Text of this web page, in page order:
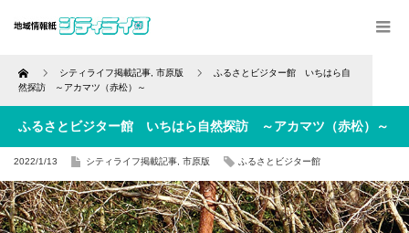
Home シティライフ掲載記事 市原版
ふるさとビジター館 いちはら自
然探訪 ～アカマツ（赤松）～
ふるさとビジター館 いちはら自然探訪 ～アカマツ（赤松）～
2022/1/13 シティライフ掲載記事 市原版 ふるさとビジター館